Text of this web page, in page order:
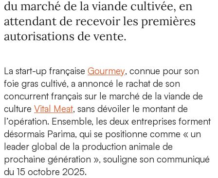
du marché de la viande cultivée, en
attendant de recevoir les premières
autorisations de vente.
La start-up française Gourmey, connue pour son
foie gras cultivé, a annoncé le rachat de son
concurrent français sur le marché de la viande de
culture Vital Meat, sans dévoiler le montant de
l’opération. Ensemble, les deux entreprises forment
désormais Parima, qui se positionne comme « un
leader global de la production animale de
prochaine génération », souligne son communiqué
du 15 octobre 2025.